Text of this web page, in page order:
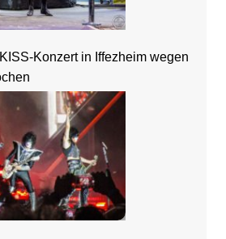
Konzert in Iffezheim wegen